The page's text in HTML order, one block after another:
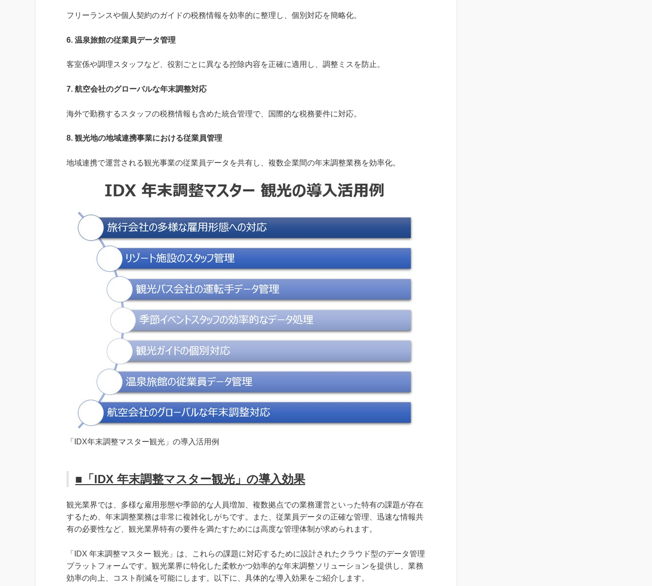
フリーランスや個人契約のガイドの税務情報を効率的に整理し、個別対応を簡略化。
6. 温泉旅館の従業員データ管理
客室係や調理スタッフなど、役割ごとに異なる控除内容を正確に適用し、調整ミスを防止。
7. 航空会社のグローバルな年末調整対応
海外で勤務するスタッフの税務情報も含めた統合管理で、国際的な税務要件に対応。
8. 観光地の地域連携事業における従業員管理
地域連携で運営される観光事業の従業員データを共有し、複数企業間の年末調整業務を効率化。
「IDX年末調整マスター観光」の導入活用例
■「IDX 年末調整マスター観光」の導入効果
観光業界では、多様な雇用形態や季節的な人員増加、複数拠点での業務運営といった特有の課題が存在
するため、年末調整業務は非常に複雑化しがちです。また、従業員データの正確な管理、迅速な情報共
有の必要性など、観光業界特有の要件を満たすためには高度な管理体制が求められます。
「IDX 年末調整マスター 観光」は、これらの課題に対応するために設計されたクラウド型のデータ管理
プラットフォームです。観光業界に特化した柔軟かつ効率的な年末調整ソリューションを提供し、業務
効率の向上、コスト削減を可能にします。以下に、具体的な導入効果をご紹介します。